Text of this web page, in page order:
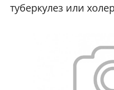
туберкулез или